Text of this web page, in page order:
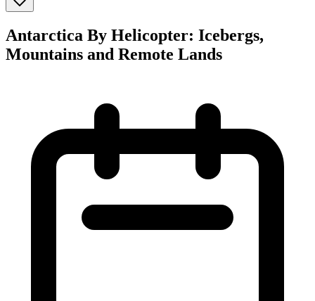
Antarctica By Helicopter: Icebergs,
Mountains and Remote Lands